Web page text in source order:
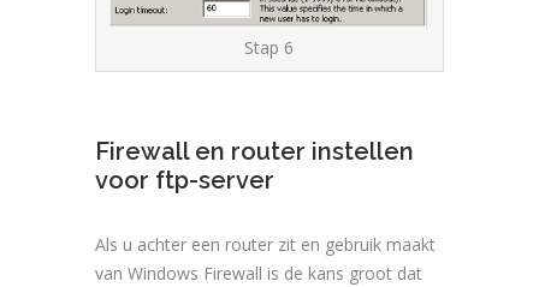
Stap 6
Firewall en router instellen
voor ftp-server
Als u achter een router zit en gebruik maakt
van Windows Firewall is de kans groot dat